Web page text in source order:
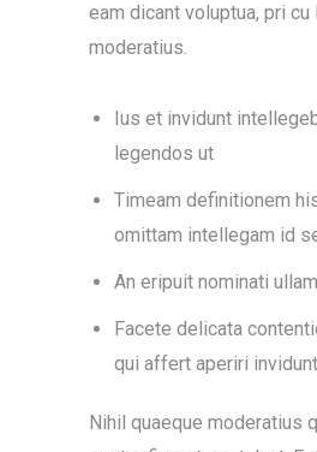
eam dicant voluptua, pri
moderatius.
Ius et invidunt
legendos ut
Timeam definitionem
omittam intellegam id
An eripuit nominati
Facete delicata
qui affert aperiri
Nihil quaeque moderatius